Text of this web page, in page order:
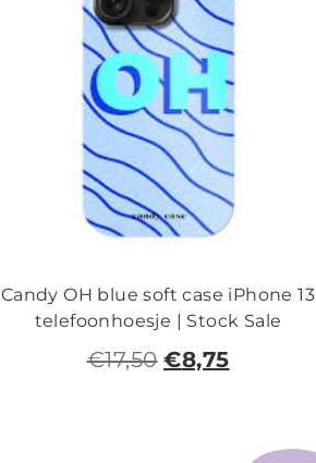
Candy OH blue soft case iPhone 13
telefoonhoesje | Stock Sale
€17,50 €8,75